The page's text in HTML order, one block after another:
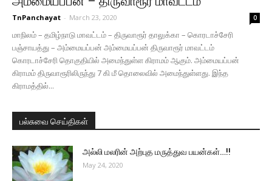
TnPanchayat - March 23, 2020 0
மாநிலம் – தமிழ்நாடு மாவட்டம் – திருவாரூர் தாலுக்கா – கொரடாச்சேரி
பஞ்சாயத்து – அம்மையப்பன் அம்மையப்பன் திருவாரூர் மாவட்டம்
கொரடாச்சேரி தொகுதியில் அமைந்துள்ள கிராமம் ஆகும். அம்மையப்பன்
கிராமம் திருவாரூரிலிருந்து 7 கி மீ தொலைவில் அமைந்துள்ளது. இந்த
கிராமத்தில்...
பல்சுவை செய்திகள்
அல்லி மலரின் அற்புத மருத்துவ பயன்கள்…!!
May 24, 2020